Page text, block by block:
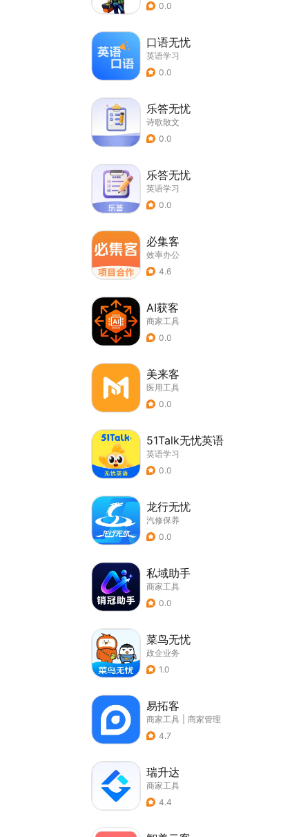
0.0
口语无忧
英语学习
0.0
乐答无忧
诗歌散文
0.0
乐答无忧
英语学习
0.0
必集客
效率办公
4.6
AI获客
商家工具
0.0
美来客
医用工具
0.0
51Talk无忧英语
英语学习
0.0
龙行无忧
汽修保养
0.0
私域助手
商家工具
0.0
菜鸟无忧
政企业务
1.0
易拓客
商家工具
商家管理
4.7
瑞升达
商家工具
4.4